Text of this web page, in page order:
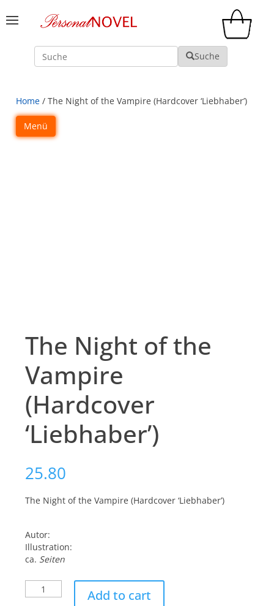
Suche Suche
Home / The Night of the Vampire (Hardcover ‘Liebhaber’)
Menü
The Night of the
Vampire
(Hardcover
‘Liebhaber’)
25.80
The Night of the Vampire (Hardcover ‘Liebhaber’)
Autor:
Illustration:
ca. Seiten
Night
Add to cart